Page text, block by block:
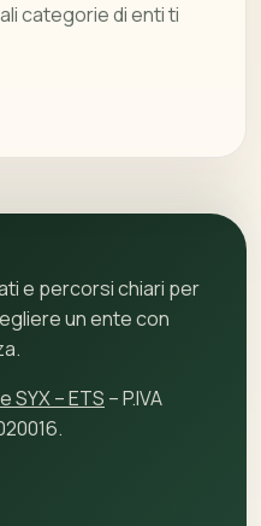
categorie di enti ti
e percorsi chiari per
un ente con
SYX – ETS – P.IVA